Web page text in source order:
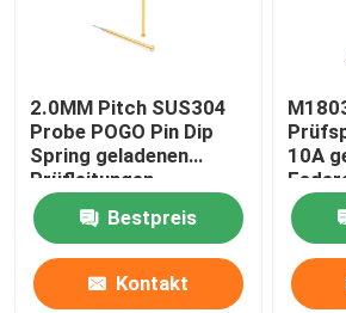
2.0MM Pitch SUS304
Probe POGO Pin Dip
Spring geladenen
Prüfleitungen
Bestpreis
Kontakt
10A